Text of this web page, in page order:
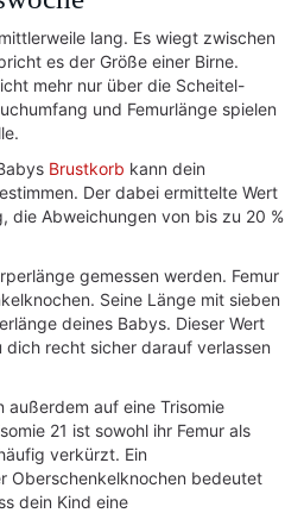
lang. Es wiegt zwischen
es der Größe einer Birne.
mehr nur über die Scheitel-
und Femurlänge spielen
Brustkorb kann dein
Der dabei ermittelte Wert
die Abweichungen von bis zu 20 %
gemessen werden. Femur
Seine Länge mit sieben
deines Babys. Dieser Wert
recht sicher darauf verlassen
außerdem auf eine Trisomie
21 ist sowohl ihr Femur als
verkürzt. Ein
Oberschenkelknochen bedeutet
dein Kind eine